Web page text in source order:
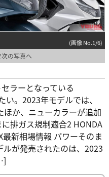
(画像 No.1/6)
の写真へ
ラーとなっている
い。2023年モデルでは、
か、ニューカラーが追加
排ガス規制適合2 HONDA
新相場情報 パワーそのま
が発売されたのは、2023